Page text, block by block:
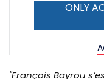
ONLY
"François Bayrou